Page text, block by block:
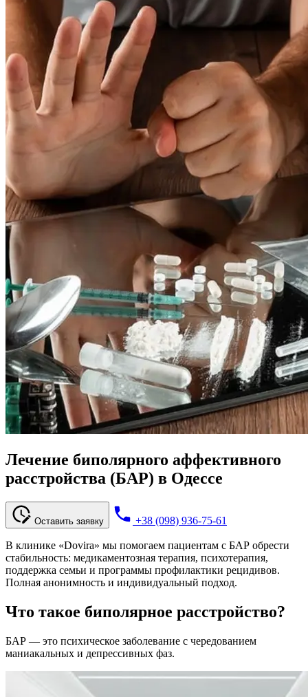
Лечение биполярного аффективного
расстройства (БАР) в Одессе
Оставить заявку +38 (098) 936-75-61
В клинике «Dovira» мы помогаем пациентам с БАР обрести
стабильность: медикаментозная терапия, психотерапия,
поддержка семьи и программы профилактики рецидивов.
Полная анонимность и индивидуальный подход.
Что такое биполярное расстройство?
БАР — это психическое заболевание с чередованием
маниакальных и депрессивных фаз.